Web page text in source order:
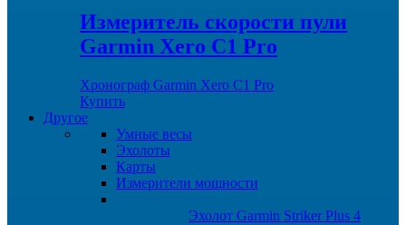
Измеритель скорости пули
Garmin Xero C1 Pro
Хронограф Garmin Xero C1 Pro
Купить
Другое
Умные весы
Эхолоты
Карты
Измерители мощности
Эхолот Garmin Striker Plus 4